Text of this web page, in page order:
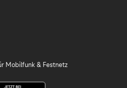
Mobilfunk & Festnetz